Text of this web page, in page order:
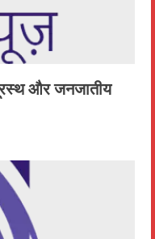
और जनजातीय